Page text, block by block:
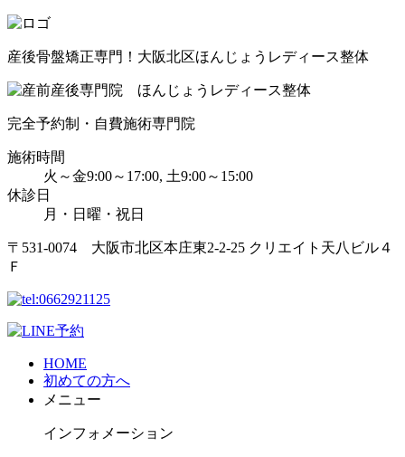
産後骨盤矯正専門！大阪北区ほんじょうレディース整体
完全予約制・自費施術専門院
施術時間
火～金9:00～17:00, 土9:00～15:00
休診日
月・日曜・祝日
〒531-0074 大阪市北区本庄東2-2-25 クリエイト天八ビル４
Ｆ
HOME
初めての方へ
メニュー
インフォメーション